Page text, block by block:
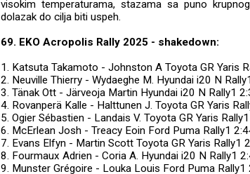
visokim temperaturama, stazama sa puno
dolazak do cilja biti uspeh.
69. EKO Acropolis Rally 2025 - shakedown:
1. Katsuta Takamoto - Johnston A Toyota GR Yaris
2. Neuville Thierry - Wydaeghe M. Hyundai i20 N
3. Tänak Ott - Järveoja Martin Hyundai i20 N Rally1
4. Rovanperä Kalle - Halttunen J. Toyota GR Yaris
5. Ogier Sébastien - Landais V. Toyota GR Yaris
6. McErlean Josh - Treacy Eoin Ford Puma Rally1
7. Evans Elfyn - Martin Scott Toyota GR Yaris Rally1
8. Fourmaux Adrien - Coria A. Hyundai i20 N Rally1
9. Munster Grégoire - Louka Louis Ford Puma Rally1